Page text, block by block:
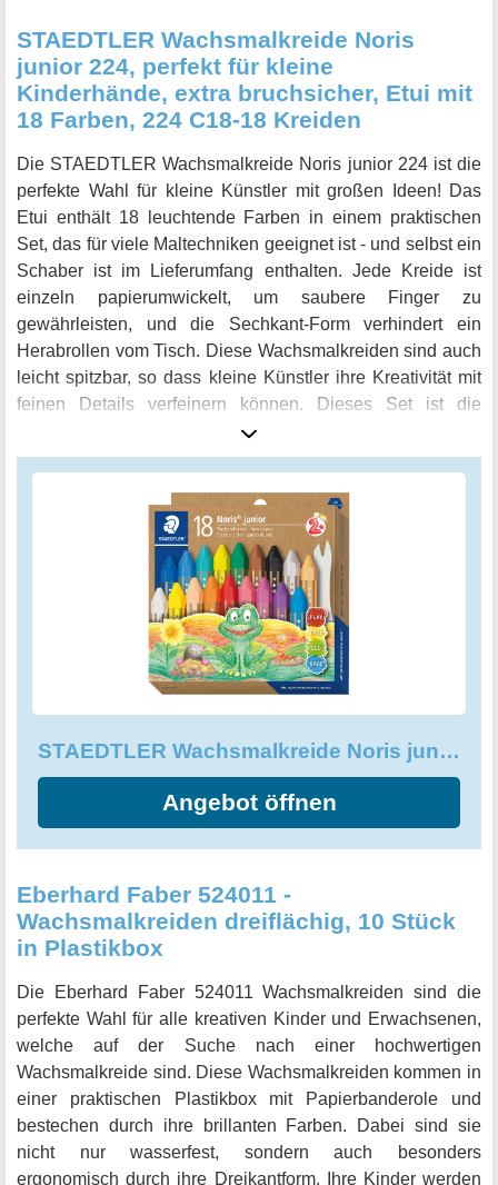
STAEDTLER Wachsmalkreide Noris
junior 224, perfekt für kleine
Kinderhände, extra bruchsicher, Etui mit
18 Farben, 224 C18-18 Kreiden
Die STAEDTLER Wachsmalkreide Noris junior 224 ist die
perfekte Wahl für kleine Künstler mit großen Ideen! Das
Etui enthält 18 leuchtende Farben in einem praktischen
Set, das für viele Maltechniken geeignet ist - und selbst ein
Schaber ist im Lieferumfang enthalten. Jede Kreide ist
einzeln papierumwickelt, um saubere Finger zu
gewährleisten, und die Sechkant-Form verhindert ein
Herabrollen vom Tisch. Diese Wachsmalkreiden sind auch
leicht spitzbar, so dass kleine Künstler ihre Kreativität mit
feinen Details verfeinern können. Dieses Set ist die
perfekte erste Wachsmalkreide für großflächiges Malen
und eine tolle Geschenkidee für kleine Künstler in spe!
STAEDTLER Wachsmalkreide Noris junior 224, perfekt für kleine Kinderhände
Angebot öffnen
Eberhard Faber 524011 -
Wachsmalkreiden dreiflächig, 10 Stück
in Plastikbox
Die Eberhard Faber 524011 Wachsmalkreiden sind die
perfekte Wahl für alle kreativen Kinder und Erwachsenen,
welche auf der Suche nach einer hochwertigen
Wachsmalkreide sind. Diese Wachsmalkreiden kommen in
einer praktischen Plastikbox mit Papierbanderole und
bestechen durch ihre brillanten Farben. Dabei sind sie
nicht nur wasserfest, sondern auch besonders
ergonomisch durch ihre Dreikantform. Ihre Kinder werden